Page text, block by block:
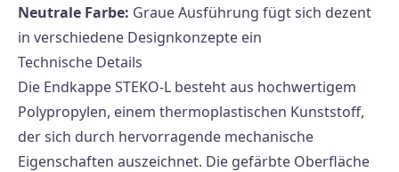
Neutrale Farbe: Graue Ausführung fügt sich dezent
in verschiedene Designkonzepte ein
Technische Details
Die Endkappe STEKO-L besteht aus hochwertigem
Polypropylen, einem thermoplastischen Kunststoff,
der sich durch hervorragende mechanische
Eigenschaften auszeichnet. Die gefärbte Oberfläche